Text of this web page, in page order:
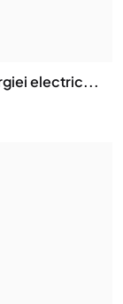
electric...